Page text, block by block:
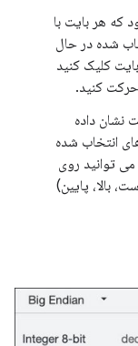
که هر بایت با
شده در حال
کلیک کنید
حرکت کنید.
نشان داده
انتخاب شده
توانید روی
بالا، پایین)